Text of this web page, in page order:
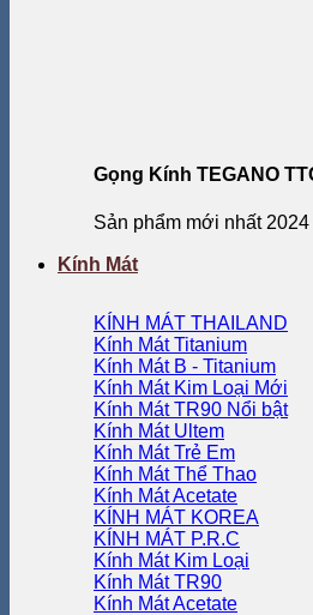
Gọng Kính TEGANO
Sản phẩm mới nhất 2024
Kính Mát
KÍNH MÁT THAILAND
Kính Mát Titanium
Kính Mát B - Titanium
Kính Mát Kim Loại
Kính Mát TR90
Kính Mát Ultem
Kính Mát Trẻ Em
Kính Mát Thể Thao
Kính Mát Acetate
KÍNH MÁT KOREA
KÍNH MÁT P.R.C
Kính Mát Kim Loại
Kính Mát TR90
Kính Mát Acetate